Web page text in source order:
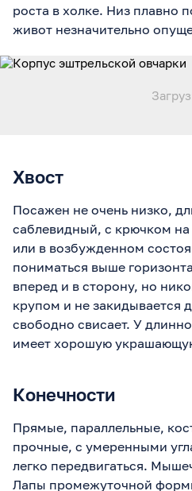
роста в холке. Низ плавно
живот незначительно
Хвост
Посажен не очень низко,
саблевидный, с крючком
или в возбужденном
пониматься выше
вперед и в сторону, но
крупом и не закидывается
свободно свисает. У
имеет хорошую
Конечности
Прямые, параллельные,
прочные, с умеренными
легко передвигаться.
Лапы промежуточной